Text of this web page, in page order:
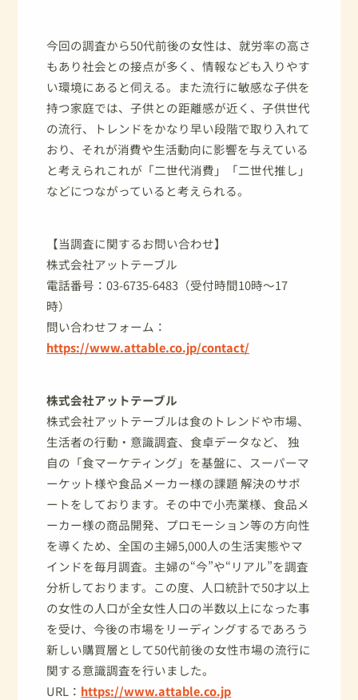
今回の調査から50代前後の女性は、就労率の高さ
もあり社会との接点が多く、情報なども入りやす
い環境にあると伺える。また流行に敏感な子供を
持つ家庭では、子供との距離感が近く、子供世代
の流行、トレンドをかなり早い段階で取り入れて
おり、それが消費や生活動向に影響を与えている
と考えられこれが「二世代消費」「二世代推し」
などにつながっていると考えられる。
【当調査に関するお問い合わせ】
株式会社アットテーブル
電話番号：03-6735-6483（受付時間10時～17
時）
問い合わせフォーム：
https://www.attable.co.jp/contact/
株式会社アットテーブル
株式会社アットテーブルは食のトレンドや市場、
生活者の行動・意識調査、食卓データなど、 独
自の「食マーケティング」を基盤に、スーパーマ
ーケット様や食品メーカー様の課題 解決のサポ
ートをしております。その中で小売業様、食品メ
ーカー様の商品開発、プロモーション等の方向性
を導くため、全国の主婦5,000人の生活実態やマ
インドを毎月調査。主婦の“今”や“リアル”を調査
分析しております。この度、人口統計で50才以上
の女性の人口が全女性人口の半数以上になった事
を受け、今後の市場をリーディングするであろう
新しい購買層として50代前後の女性市場の流行に
関する意識調査を行いました。
URL： https://www.attable.co.jp